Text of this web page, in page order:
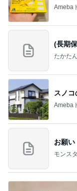
Ameba
(長期
たかた
スノ
Ameba
お願い
モンス